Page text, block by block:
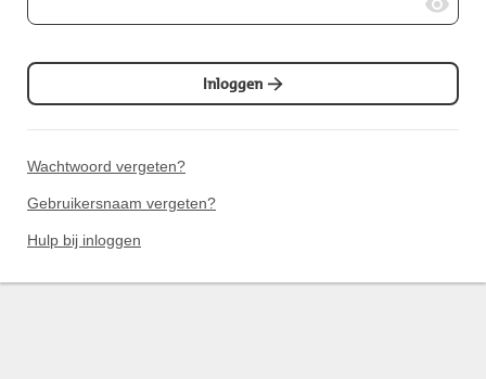
Inloggen
Wachtwoord vergeten?
Gebruikersnaam vergeten?
Hulp bij inloggen